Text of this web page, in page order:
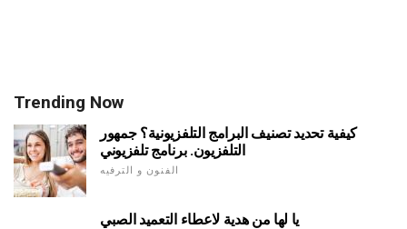
Trending Now
كيفية تحديد تصنيف البرامج التلفزيونية؟ جمهور
التلفزيون. برنامج تلفزيوني
الفنون و الترفيه
يا لها من هدية لاعطاء التعميد الصبي